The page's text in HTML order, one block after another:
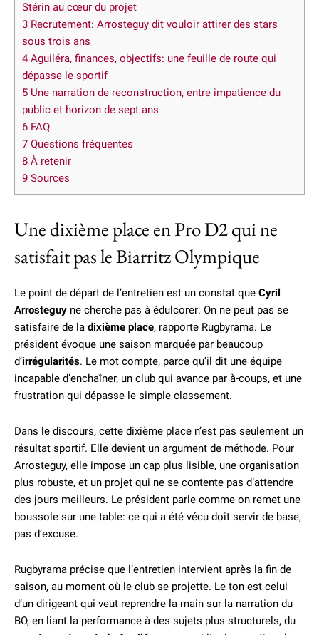
Stérin au cœur du projet
3 Recrutement: Arrosteguy dit vouloir attirer des stars
sous trois ans
4 Aguiléra, finances, objectifs: une feuille de route qui
dépasse le sportif
5 Une narration de reconstruction, entre impatience du
public et horizon de sept ans
6 FAQ
7 Questions fréquentes
8 À retenir
9 Sources
Une dixième place en Pro D2 qui ne
satisfait pas le Biarritz Olympique
Le point de départ de l’entretien est un constat que Cyril
Arrosteguy ne cherche pas à édulcorer: On ne peut pas se
satisfaire de la dixième place, rapporte Rugbyrama. Le
président évoque une saison marquée par beaucoup
d’irrégularités. Le mot compte, parce qu’il dit une équipe
incapable d’enchaîner, un club qui avance par à-coups, et une
frustration qui dépasse le simple classement.
Dans le discours, cette dixième place n’est pas seulement un
résultat sportif. Elle devient un argument de méthode. Pour
Arrosteguy, elle impose un cap plus lisible, une organisation
plus robuste, et un projet qui ne se contente pas d’attendre
des jours meilleurs. Le président parle comme on remet une
boussole sur une table: ce qui a été vécu doit servir de base,
pas d’excuse.
Rugbyrama précise que l’entretien intervient après la fin de
saison, au moment où le club se projette. Le ton est celui
d’un dirigeant qui veut reprendre la main sur la narration du
BO, en liant la performance à des sujets plus structurels, du